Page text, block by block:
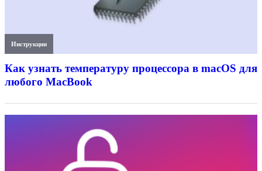
Инструкции
Как узнать температуру процессора в macOS для
любого MacBook